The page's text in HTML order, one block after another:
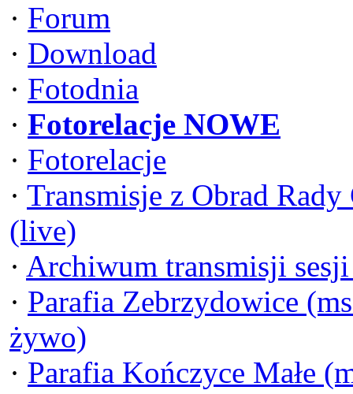
· Forum
· Download
· Fotodnia
· Fotorelacje NOWE
· Fotorelacje
· Transmisje z Obrad
(live)
· Archiwum transmisji
· Parafia Zebrzydowice
żywo)
· Parafia Kończyce Małe